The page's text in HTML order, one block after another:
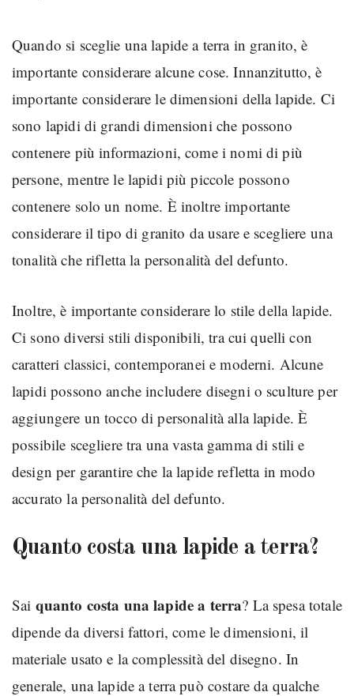
Quando si sceglie una lapide a terra in granito, è
importante considerare alcune cose. Innanzitutto, è
importante considerare le dimensioni della lapide. Ci
sono lapidi di grandi dimensioni che possono
contenere più informazioni, come i nomi di più
persone, mentre le lapidi più piccole possono
contenere solo un nome. È inoltre importante
considerare il tipo di granito da usare e scegliere una
tonalità che rifletta la personalità del defunto.
Inoltre, è importante considerare lo stile della lapide.
Ci sono diversi stili disponibili, tra cui quelli con
caratteri classici, contemporanei e moderni. Alcune
lapidi possono anche includere disegni o sculture per
aggiungere un tocco di personalità alla lapide. È
possibile scegliere tra una vasta gamma di stili e
design per garantire che la lapide refletta in modo
accurato la personalità del defunto.
Quanto costa una lapide a terra?
Sai quanto costa una lapide a terra? La spesa totale
dipende da diversi fattori, come le dimensioni, il
materiale usato e la complessità del disegno. In
generale, una lapide a terra può costare da qualche